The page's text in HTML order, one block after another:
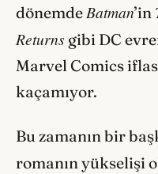
dönemde Batman’in
Returns gibi DC
Marvel Comics
kaçamıyor.
Bu zamanın bir
romanın yükselişi